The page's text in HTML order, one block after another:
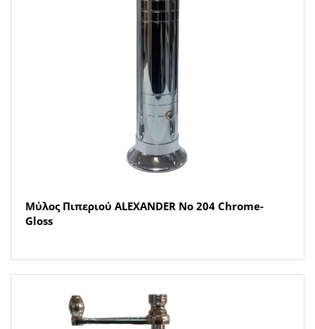
Μύλος Πιπεριού ALEXANDER Νο 204 Chrome-
Gloss